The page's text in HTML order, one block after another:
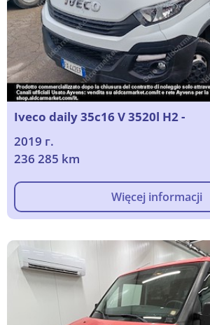
Iveco daily 35c16 V 3520l H2 -
2019 г.
236 285 km
Więcej informacji